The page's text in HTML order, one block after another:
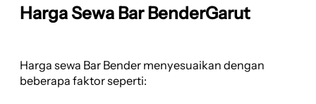
Harga Sewa Bar BenderGarut
Harga sewa Bar Bender menyesuaikan dengan
beberapa faktor seperti: